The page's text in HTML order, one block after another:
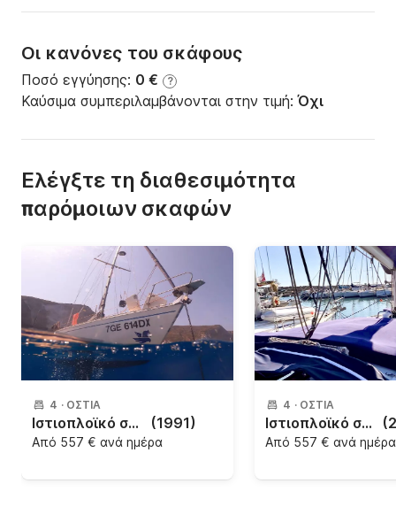
Οι κανόνες του σκάφους
Ποσό εγγύησης: 0 € ?
Καύσιμα συμπεριλαμβάνονται στην τιμή:Όχι
Ελέγξτε τη διαθεσιμότητα
παρόμοιων σκαφών
4 · ΌΣΤΙΑ
Ιστιοπλοϊκό σκάφος Gibert Marine Gib'sea 422 12.65m (1991)
Από 557 € ανά ημέρα
4 · ΌΣΤΙΑ
Ιστιοπλοϊκό σκάφος Bavaria Cruiser 41 AC 12.5m
Από 557 € ανά ημέρα